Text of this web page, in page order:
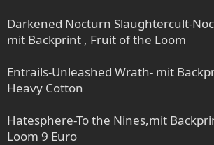
Darkened Nocturn Slaughtercult-
mit Backprint , Fruit of the Loom
Entrails-Unleashed Wrath- mit
Heavy Cotton
Hatesphere-To the Nines,mit
Loom 9 Euro